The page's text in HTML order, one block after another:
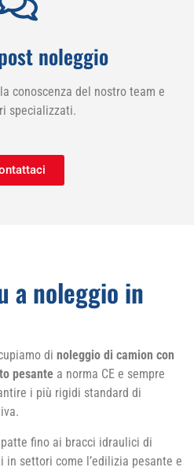
noleggio
conoscenza del nostro team e
specializzati.
a noleggio in
di noleggio di camion con
pesante a norma CE e sempre
i più rigidi standard di
fino ai bracci idraulici di
settori come l’edilizia pesante e